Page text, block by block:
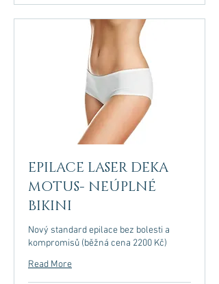
EPILACE LASER DEKA
MOTUS- NEÚPLNÉ
BIKINI
Nový standard epilace bez bolesti a
kompromisů (běžná cena 2200 Kč)
Read More